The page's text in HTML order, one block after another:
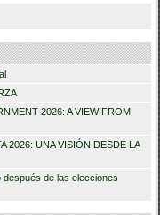
2026: A VIEW FROM
2026: UNA VISIÓN DESDE LA
de las elecciones